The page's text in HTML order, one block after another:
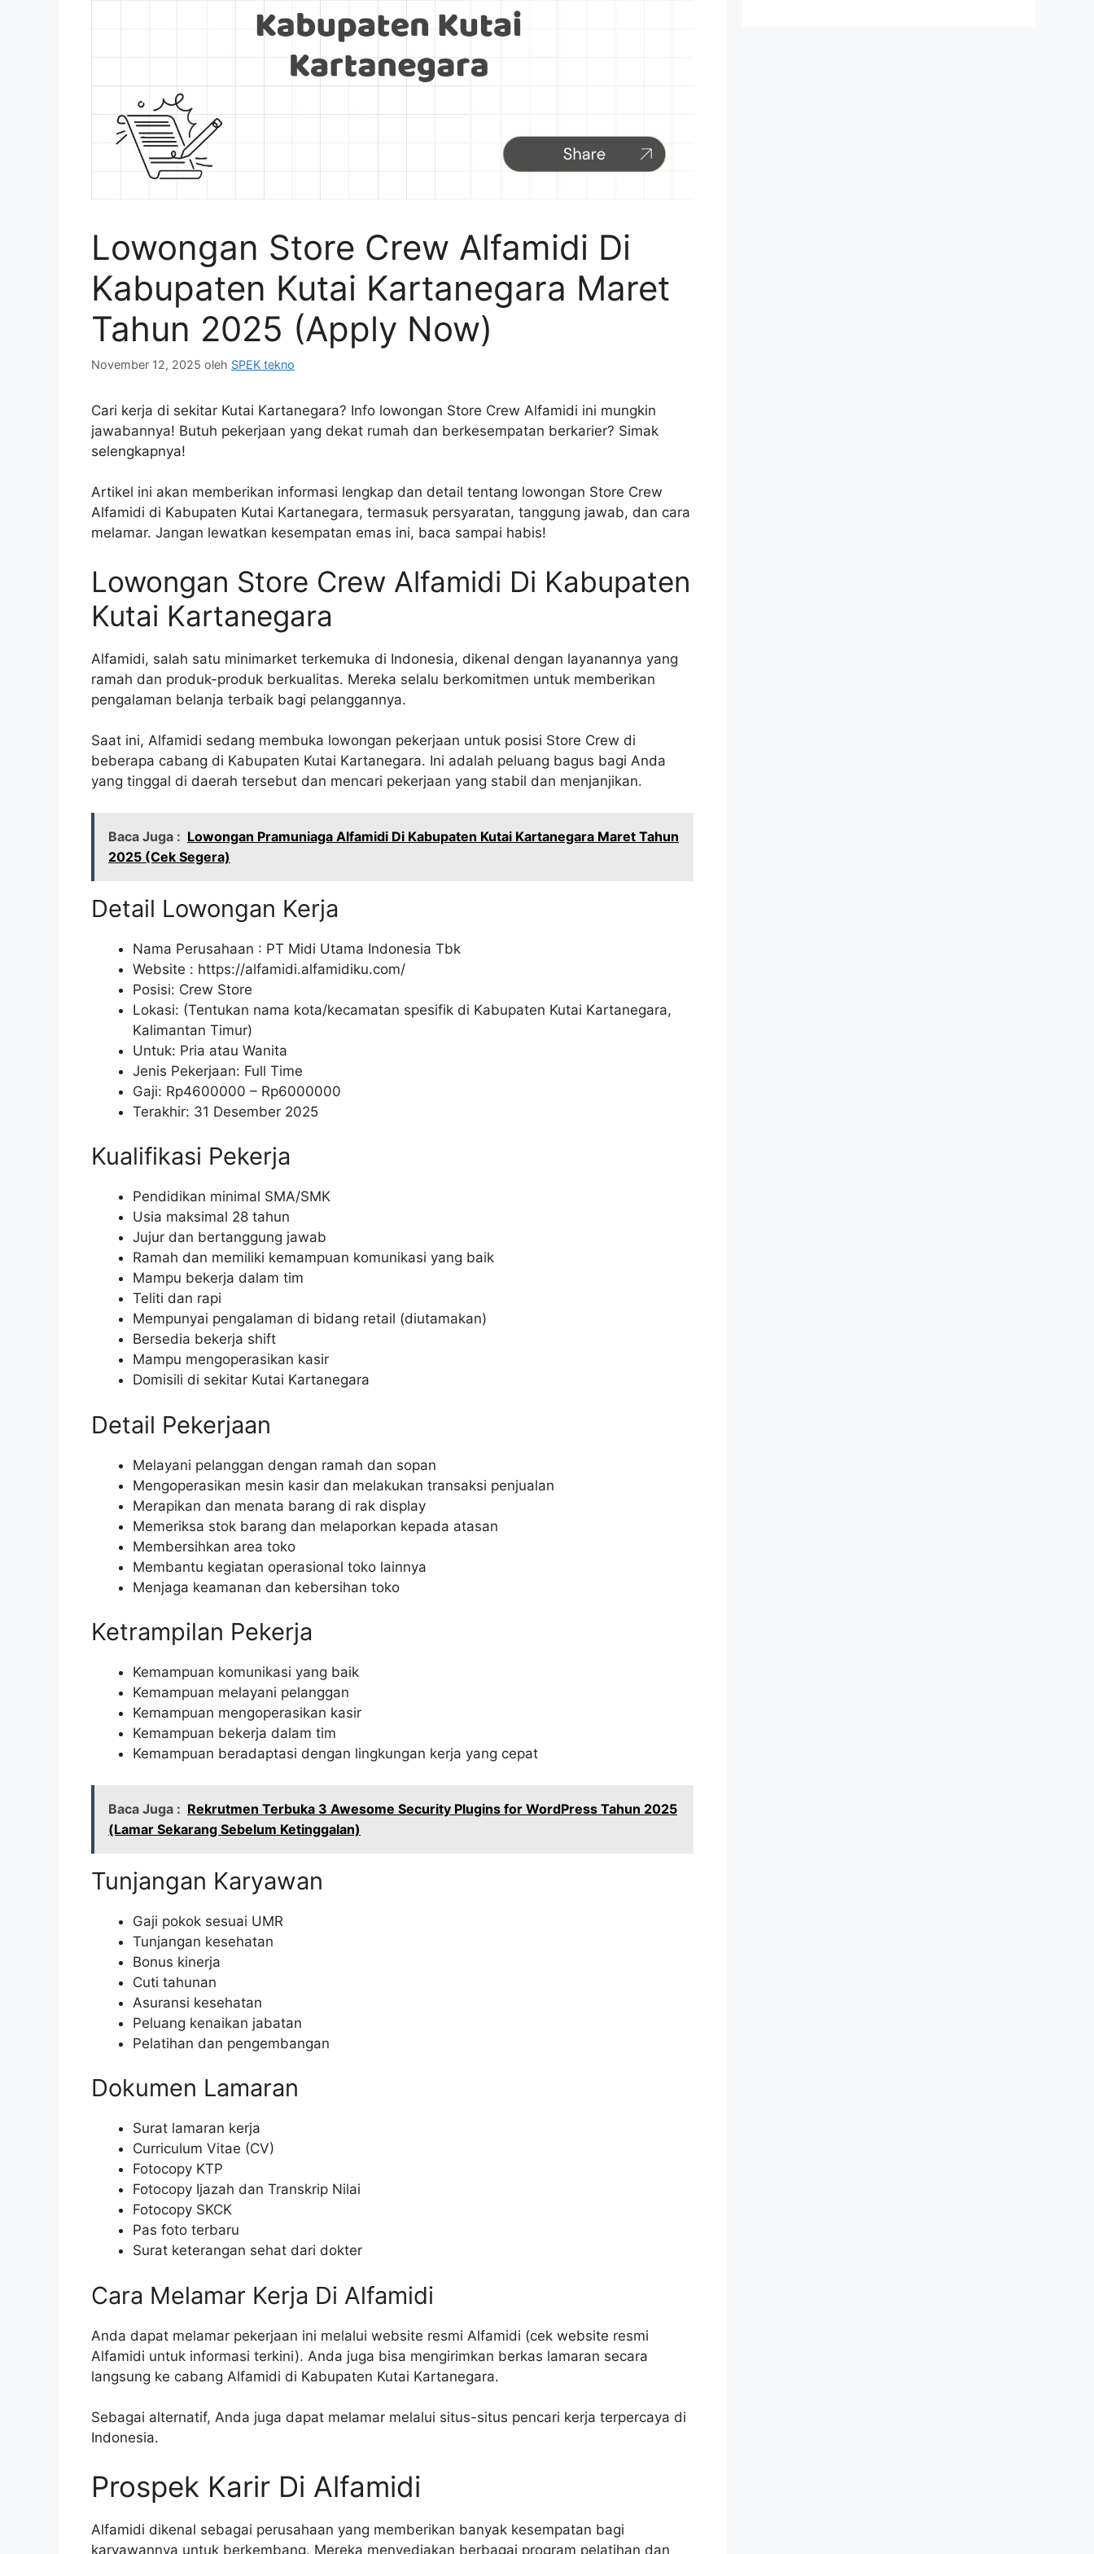
Lowongan Store Crew Alfamidi Di
Kabupaten Kutai Kartanegara Maret
Tahun 2025 (Apply Now)
November 12, 2025 oleh SPEK tekno
Cari kerja di sekitar Kutai Kartanegara? Info lowongan Store Crew Alfamidi ini mungkin
jawabannya! Butuh pekerjaan yang dekat rumah dan berkesempatan berkarier? Simak
selengkapnya!
Artikel ini akan memberikan informasi lengkap dan detail tentang lowongan Store Crew
Alfamidi di Kabupaten Kutai Kartanegara, termasuk persyaratan, tanggung jawab, dan cara
melamar. Jangan lewatkan kesempatan emas ini, baca sampai habis!
Lowongan Store Crew Alfamidi Di Kabupaten
Kutai Kartanegara
Alfamidi, salah satu minimarket terkemuka di Indonesia, dikenal dengan layanannya yang
ramah dan produk-produk berkualitas. Mereka selalu berkomitmen untuk memberikan
pengalaman belanja terbaik bagi pelanggannya.
Saat ini, Alfamidi sedang membuka lowongan pekerjaan untuk posisi Store Crew di
beberapa cabang di Kabupaten Kutai Kartanegara. Ini adalah peluang bagus bagi Anda
yang tinggal di daerah tersebut dan mencari pekerjaan yang stabil dan menjanjikan.
Baca Juga : Lowongan Pramuniaga Alfamidi Di Kabupaten Kutai Kartanegara Maret Tahun
2025 (Cek Segera)
Detail Lowongan Kerja
Nama Perusahaan : PT Midi Utama Indonesia Tbk
Website : https://alfamidi.alfamidiku.com/
Posisi: Crew Store
Lokasi: (Tentukan nama kota/kecamatan spesifik di Kabupaten Kutai Kartanegara,
Kalimantan Timur)
Untuk: Pria atau Wanita
Jenis Pekerjaan: Full Time
Gaji: Rp4600000 – Rp6000000
Terakhir: 31 Desember 2025
Kualifikasi Pekerja
Pendidikan minimal SMA/SMK
Usia maksimal 28 tahun
Jujur dan bertanggung jawab
Ramah dan memiliki kemampuan komunikasi yang baik
Mampu bekerja dalam tim
Teliti dan rapi
Mempunyai pengalaman di bidang retail (diutamakan)
Bersedia bekerja shift
Mampu mengoperasikan kasir
Domisili di sekitar Kutai Kartanegara
Detail Pekerjaan
Melayani pelanggan dengan ramah dan sopan
Mengoperasikan mesin kasir dan melakukan transaksi penjualan
Merapikan dan menata barang di rak display
Memeriksa stok barang dan melaporkan kepada atasan
Membersihkan area toko
Membantu kegiatan operasional toko lainnya
Menjaga keamanan dan kebersihan toko
Ketrampilan Pekerja
Kemampuan komunikasi yang baik
Kemampuan melayani pelanggan
Kemampuan mengoperasikan kasir
Kemampuan bekerja dalam tim
Kemampuan beradaptasi dengan lingkungan kerja yang cepat
Baca Juga : Rekrutmen Terbuka 3 Awesome Security Plugins for WordPress Tahun 2025
(Lamar Sekarang Sebelum Ketinggalan)
Tunjangan Karyawan
Gaji pokok sesuai UMR
Tunjangan kesehatan
Bonus kinerja
Cuti tahunan
Asuransi kesehatan
Peluang kenaikan jabatan
Pelatihan dan pengembangan
Dokumen Lamaran
Surat lamaran kerja
Curriculum Vitae (CV)
Fotocopy KTP
Fotocopy Ijazah dan Transkrip Nilai
Fotocopy SKCK
Pas foto terbaru
Surat keterangan sehat dari dokter
Cara Melamar Kerja Di Alfamidi
Anda dapat melamar pekerjaan ini melalui website resmi Alfamidi (cek website resmi
Alfamidi untuk informasi terkini). Anda juga bisa mengirimkan berkas lamaran secara
langsung ke cabang Alfamidi di Kabupaten Kutai Kartanegara.
Sebagai alternatif, Anda juga dapat melamar melalui situs-situs pencari kerja terpercaya di
Indonesia.
Prospek Karir Di Alfamidi
Alfamidi dikenal sebagai perusahaan yang memberikan banyak kesempatan bagi
karyawannya untuk berkembang. Mereka menyediakan berbagai program pelatihan dan